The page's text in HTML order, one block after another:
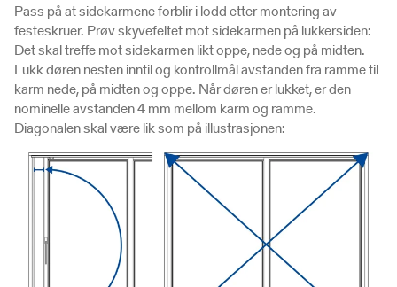
Pass på at sidekarmene forblir i lodd etter montering av
festeskruer. Prøv skyvefeltet mot sidekarmen på lukkersiden:
Det skal treffe mot sidekarmen likt oppe, nede og på midten.
Lukk døren nesten inntil og kontrollmål avstanden fra ramme til
karm nede, på midten og oppe. Når døren er lukket, er den
nominelle avstanden 4 mm mellom karm og ramme.
Diagonalen skal være lik som på illustrasjonen: